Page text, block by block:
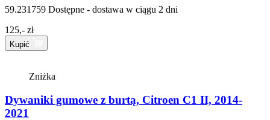
59.231759 Dostępne - dostawa w ciągu 2 dni
125,- zł
Kupić
Zniżka
Dywaniki gumowe z burtą, Citroen C1 II, 2014-
2021